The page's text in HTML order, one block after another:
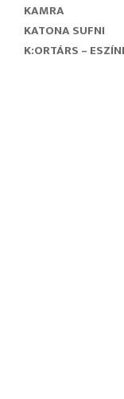
KAMRA
KATONA SUFNI
K:ORTÁRS –